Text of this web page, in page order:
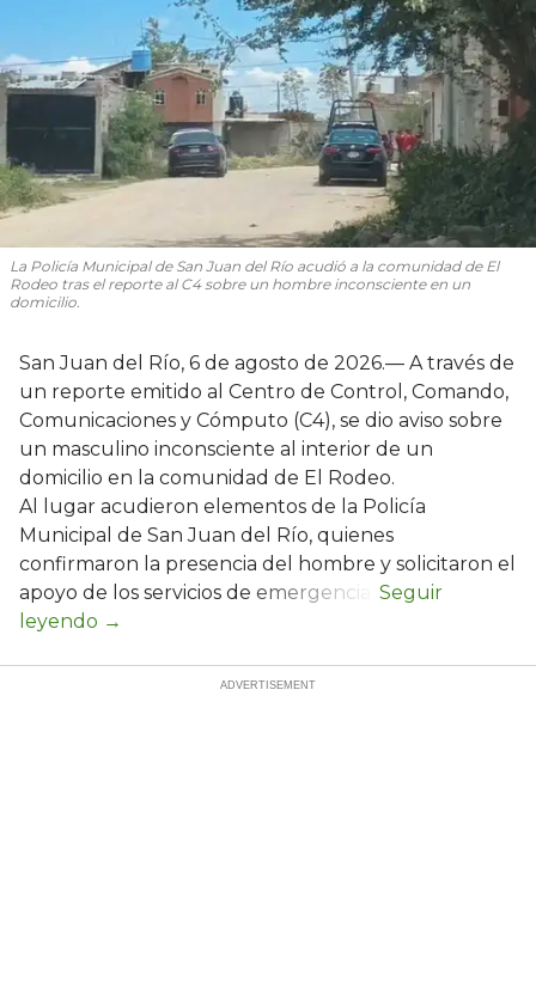
La Policía Municipal de San Juan del Río acudió a la comunidad de El
Rodeo tras el reporte al C4 sobre un hombre inconsciente en un
domicilio.
San Juan del Río, 6 de agosto de 2026.— A través de
un reporte emitido al Centro de Control, Comando,
Comunicaciones y Cómputo (C4), se dio aviso sobre
un masculino inconsciente al interior de un
domicilio en la comunidad de El Rodeo.
Al lugar acudieron elementos de la Policía
Municipal de San Juan del Río, quienes
confirmaron la presencia del hombre y solicitaron el
apoyo de los servicios de emergencia.